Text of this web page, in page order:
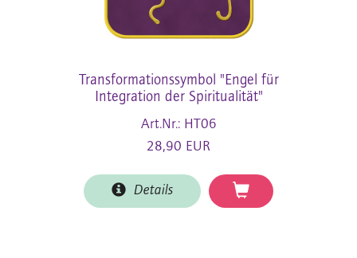
Transformationssymbol "Engel für
Integration der Spiritualität"
Art.Nr.: HT06
28,90 EUR
Details